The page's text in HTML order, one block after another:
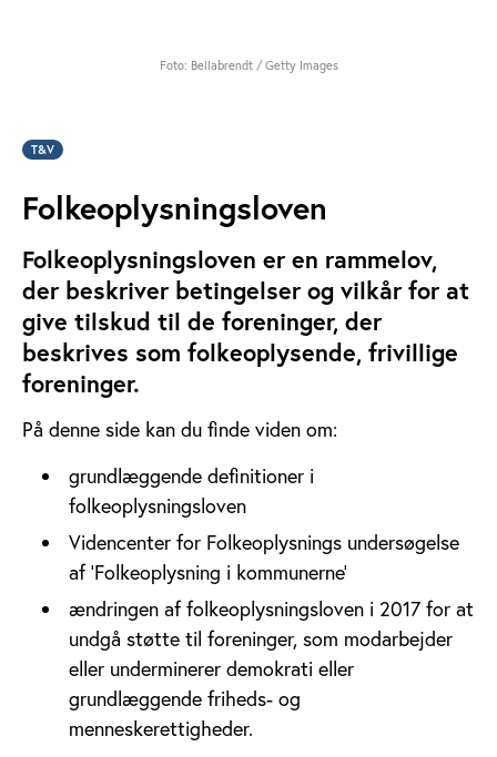
Foto: Bellabrendt / Getty Images
T&V
Folkeoplysningsloven
Folkeoplysningsloven er en rammelov,
der beskriver betingelser og vilkår for at
give tilskud til de foreninger, der
beskrives som folkeoplysende, frivillige
foreninger.
På denne side kan du finde viden om:
grundlæggende definitioner i
folkeoplysningsloven
Videncenter for Folkeoplysnings undersøgelse
af 'Folkeoplysning i kommunerne'
ændringen af folkeoplysningsloven i 2017 for at
undgå støtte til foreninger, som modarbejder
eller underminerer demokrati eller
grundlæggende friheds- og
menneskerettigheder.